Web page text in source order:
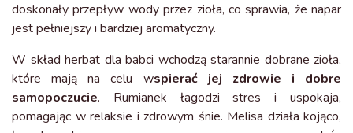
doskonały przepływ wody przez zioła, co sprawia, że napar
jest pełniejszy i bardziej aromatyczny.
W skład herbat dla babci wchodzą starannie dobrane zioła,
które mają na celu wspierać jej zdrowie i dobre
samopoczucie. Rumianek łagodzi stres i uspokaja,
pomagając w relaksie i zdrowym śnie. Melisa działa kojąco,